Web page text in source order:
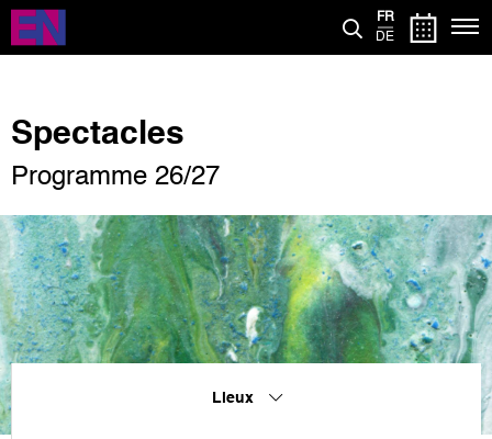
Aller
contenu
FR
DE
Spectacles
Programme 26/27
Lieux